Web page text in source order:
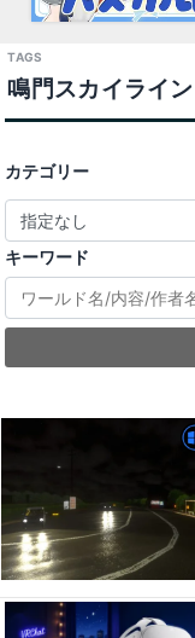
鳴門スカイライン
カテゴリー
キーワード